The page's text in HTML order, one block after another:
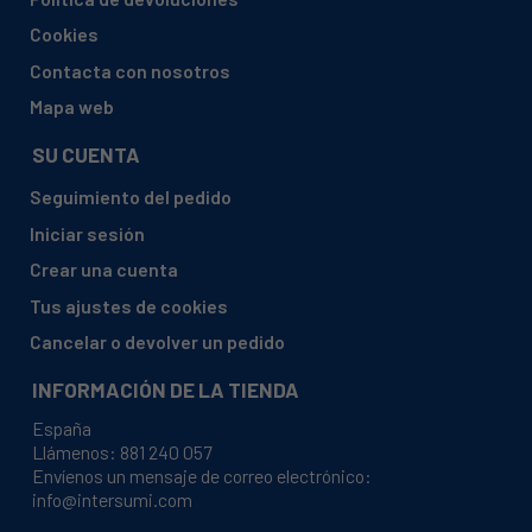
ADMIRAL, ADKP65 (5300198226 10630826)
ADMIRAL, ADKP65 (5300259118 10630826)
ADMIRAL, ADKP84248 (5300197865 10623141)
ADMIRAL, ADKP84248 (5300206954 10623141)
ADMIRAL, ADKP847
ADMIRAL, ADKP847 (5300167736 10627292)
Cookies
Contacta con nosotros
Mapa web
SU CUENTA
Seguimiento del pedido
Iniciar sesión
Crear una cuenta
Tus ajustes de cookies
Cancelar o devolver un pedido
INFORMACIÓN DE LA TIENDA
España
Llámenos: 881 240 057
Envíenos un mensaje de correo electrónico:
info@intersumi.com